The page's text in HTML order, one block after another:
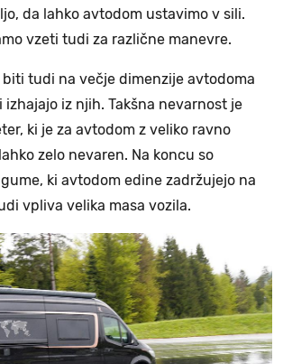
da lahko avtodom ustavimo v sili.
vzeti tudi za različne manevre.
biti tudi na večje dimenzije avtodoma
iz njih. Takšna nevarnost je
ki je za avtodom z veliko ravno
zelo nevaren. Na koncu so
ki avtodom edine zadržujejo na
vpliva velika masa vozila.